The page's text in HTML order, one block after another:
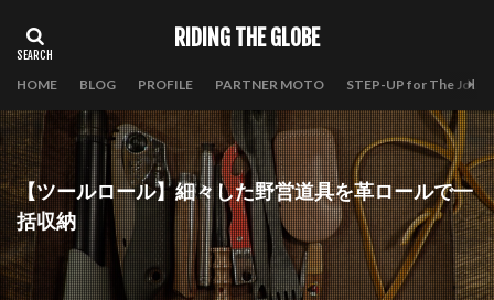
RIDING THE GLOBE
HOME BLOG PROFILE PARTNER MOTO STEP-UP for The
【ツールロール】細々した野営道具を革ロールで一
括収納